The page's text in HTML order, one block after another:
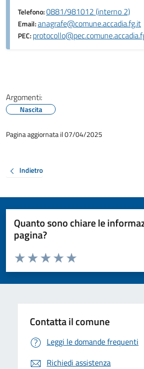
Telefono:0881/981012 (interno 2)
Email:anagrafe@comune.accadia.fg.it
PEC:
Argomenti:
Nascita
Pagina aggiornata il 07/04/2025
Indietro
Quanto sono chiare le
pagina?
Valuta da 1 a 5 stelle la pagina
Valuta 5 stelle su 5
Valuta 4 stelle su 5
Valuta 3 stelle su 5
Valuta 2 stelle su 5
Valuta 1 stelle su 5
Contatta il comune
Leggi le domande frequenti
Richiedi assistenza